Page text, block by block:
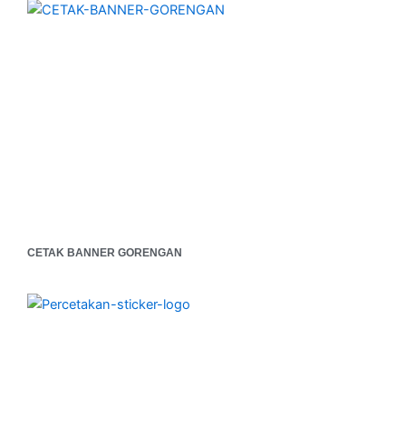
CETAK BANNER GORENGAN